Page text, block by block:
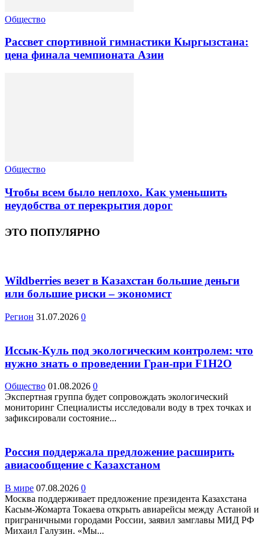
Общество
Рассвет спортивной гимнастики Кыргызстана:
цена финала чемпионата Азии
Общество
Чтобы всем было неплохо. Как уменьшить
неудобства от перекрытия дорог
ЭТО ПОПУЛЯРНО
Wildberries везет в Казахстан большие деньги
или большие риски – экономист
Регион 31.07.2026 0
Иссык-Куль под экологическим контролем: что
нужно знать о проведении Гран-при F1H2O
Общество 01.08.2026 0
Экспертная группа будет сопровождать экологический
мониторинг Специалисты исследовали воду в трех точках и
зафиксировали состояние...
Россия поддержала предложение расширить
авиасообщение с Казахстаном
В мире 07.08.2026 0
Москва поддерживает предложение президента Казахстана
Касым-Жомарта Токаева открыть авиарейсы между Астаной и
приграничными городами России, заявил замглавы МИД РФ
Михаил Галузин. «Мы...